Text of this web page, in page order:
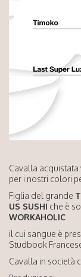
Cavalla
per i nostri colori
Figlia del grande
US SUSHI che è
WORKAHOLIC
il cui sangue è
Studbook
Cavalla in società